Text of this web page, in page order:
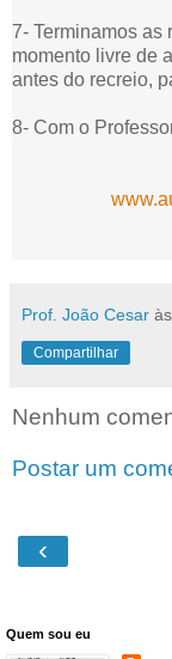
7- Terminamos as
momento livre de
antes do recreio,
8- Com o
Prof. João Cesar às
Compartilhar
Nenhum
Postar um
‹
Quem sou eu